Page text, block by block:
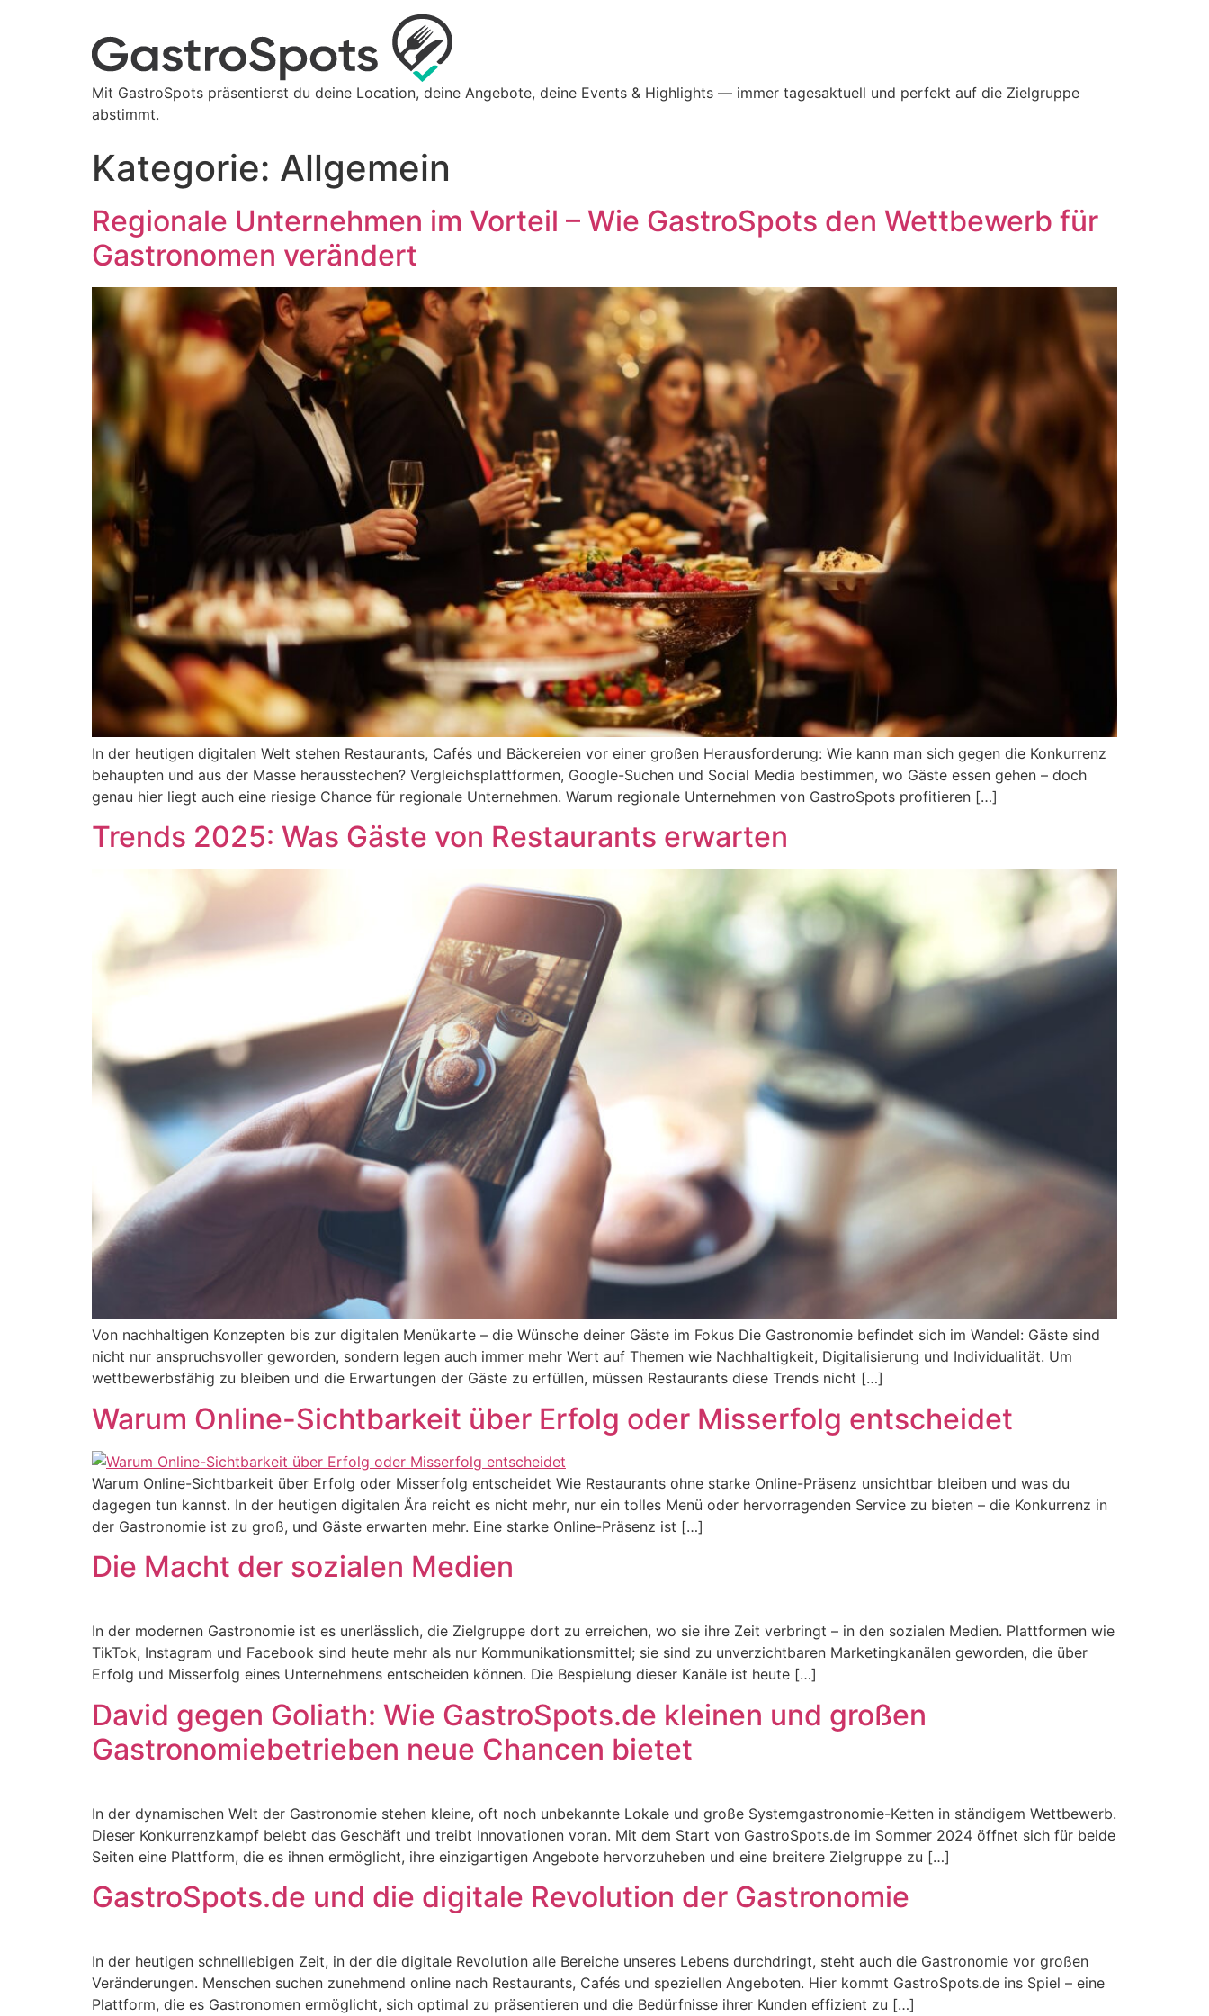
Mit GastroSpots präsentierst du deine Location, deine Angebote, deine Events & Highlights — immer tagesaktuell und perfekt auf die Zielgruppe
abstimmt.
Kategorie: Allgemein
Regionale Unternehmen im Vorteil – Wie GastroSpots den Wettbewerb für
Gastronomen verändert
In der heutigen digitalen Welt stehen Restaurants, Cafés und Bäckereien vor einer großen Herausforderung: Wie kann man sich gegen die Konkurrenz
behaupten und aus der Masse herausstechen? Vergleichsplattformen, Google-Suchen und Social Media bestimmen, wo Gäste essen gehen – doch
genau hier liegt auch eine riesige Chance für regionale Unternehmen. Warum regionale Unternehmen von GastroSpots profitieren […]
Trends 2025: Was Gäste von Restaurants erwarten
Von nachhaltigen Konzepten bis zur digitalen Menükarte – die Wünsche deiner Gäste im Fokus Die Gastronomie befindet sich im Wandel: Gäste sind
nicht nur anspruchsvoller geworden, sondern legen auch immer mehr Wert auf Themen wie Nachhaltigkeit, Digitalisierung und Individualität. Um
wettbewerbsfähig zu bleiben und die Erwartungen der Gäste zu erfüllen, müssen Restaurants diese Trends nicht […]
Warum Online-Sichtbarkeit über Erfolg oder Misserfolg entscheidet
Warum Online-Sichtbarkeit über Erfolg oder Misserfolg entscheidet Wie Restaurants ohne starke Online-Präsenz unsichtbar bleiben und was du
dagegen tun kannst. In der heutigen digitalen Ära reicht es nicht mehr, nur ein tolles Menü oder hervorragenden Service zu bieten – die Konkurrenz in
der Gastronomie ist zu groß, und Gäste erwarten mehr. Eine starke Online-Präsenz ist […]
Die Macht der sozialen Medien
In der modernen Gastronomie ist es unerlässlich, die Zielgruppe dort zu erreichen, wo sie ihre Zeit verbringt – in den sozialen Medien. Plattformen wie
TikTok, Instagram und Facebook sind heute mehr als nur Kommunikationsmittel; sie sind zu unverzichtbaren Marketingkanälen geworden, die über
Erfolg und Misserfolg eines Unternehmens entscheiden können. Die Bespielung dieser Kanäle ist heute […]
David gegen Goliath: Wie GastroSpots.de kleinen und großen
Gastronomiebetrieben neue Chancen bietet
In der dynamischen Welt der Gastronomie stehen kleine, oft noch unbekannte Lokale und große Systemgastronomie-Ketten in ständigem Wettbewerb.
Dieser Konkurrenzkampf belebt das Geschäft und treibt Innovationen voran. Mit dem Start von GastroSpots.de im Sommer 2024 öffnet sich für beide
Seiten eine Plattform, die es ihnen ermöglicht, ihre einzigartigen Angebote hervorzuheben und eine breitere Zielgruppe zu […]
GastroSpots.de und die digitale Revolution der Gastronomie
In der heutigen schnelllebigen Zeit, in der die digitale Revolution alle Bereiche unseres Lebens durchdringt, steht auch die Gastronomie vor großen
Veränderungen. Menschen suchen zunehmend online nach Restaurants, Cafés und speziellen Angeboten. Hier kommt GastroSpots.de ins Spiel – eine
Plattform, die es Gastronomen ermöglicht, sich optimal zu präsentieren und die Bedürfnisse ihrer Kunden effizient zu […]